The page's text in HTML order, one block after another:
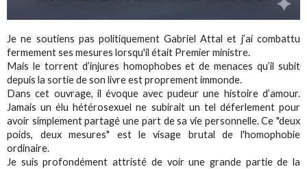
Je ne soutiens pas politiquement Gabriel Attal et j’ai combattu
fermement ses mesures lorsqu'il était Premier ministre.
Mais le torrent d’injures homophobes et de menaces qu’il subit
depuis la sortie de son livre est proprement immonde.
Dans cet ouvrage, il évoque avec pudeur une histoire d’amour.
Jamais un élu hétérosexuel ne subirait un tel déferlement pour
avoir simplement partagé une part de sa vie personnelle. Ce "deux
poids, deux mesures" est le visage brutal de l'homophobie
ordinaire.
Je suis profondément attristé de voir une grande partie de la